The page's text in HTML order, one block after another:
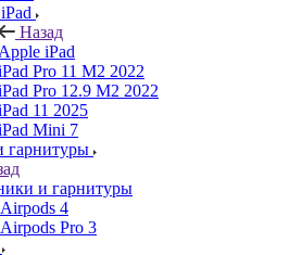
Назад
Apple iPad
Pro 11 M2 2022
Pro 12.9 M2 2022
11 2025
Mini 7
и гарнитуры
4
Pro 3